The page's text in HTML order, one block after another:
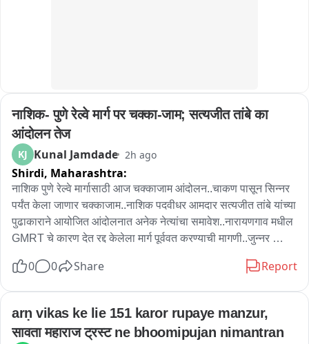
नाशिक- पुणे रेल्वे मार्ग पर चक्का-जाम; सत्यजीत तांबे का
आंदोलन तेज
KJ Kunal Jamdade 2h ago
Shirdi, Maharashtra:
नाशिक पुणे रेल्वे मार्गासाठी आज चक्काजाम आंदोलन..चाकण पासून सिन्नर
पर्यंत केला जाणार चक्काजाम..नाशिक पदवीधर आमदार सत्यजीत तांबे यांच्या
पुढाकाराने आयोजित आंदोलनात अनेक नेत्यांचा समावेश..नारायणगाव मधील
GMRT चे कारण देत रद्द केलेला मार्ग पूर्ववत करण्याची मागणी..जुन्नर
बाळासाहेब थोरात तर सिन्नर तालुक्यातील गोंदे फाटा येथील समृद्धी
मार्गासाठी महायुती सरकारने दोन दिवसापूर्वी ज्येष्ठ शास्त्रज्ञ अनिल
काकोडकर यांच्या नेतृत्वात समिती स्थापन केली असून GMRT बाबत
0 0 Share Report
arṇ vikas ke lie 151 karor rupaye manzur,
सावता महाराज ट्रस्ट ne bhoomipujan nimantran